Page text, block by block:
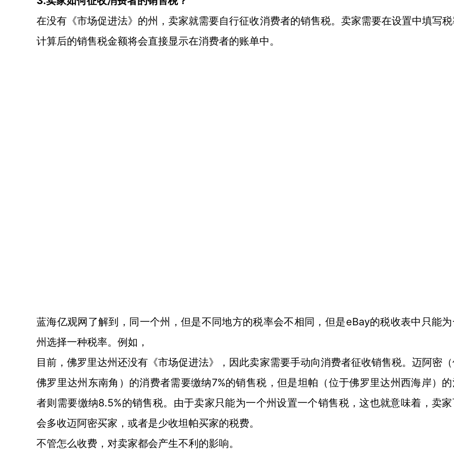
在没有《市场促进法》的州，卖家就需要自行征收消费者的销售税。卖家需要在设置中填写
计算后的销售税金额将会直接显示在消费者的账单中。
蓝海亿观网了解到，同一个州，但是不同地方的税率会不相同，但是eBay的税收表中只能
州选择一种税率。例如，
目前，佛罗里达州还没有《市场促进法》，因此卖家需要手动向消费者征收销售税。迈阿密
佛罗里达州东南角）的消费者需要缴纳7%的销售税，但是坦帕（位于佛罗里达州西海岸）
者则需要缴纳8.5%的销售税。由于卖家只能为一个州设置一个销售税，这也就意味着，卖
会多收迈阿密买家，或者是少收坦帕买家的税费。
不管怎么收费，对卖家都会产生不利的影响。